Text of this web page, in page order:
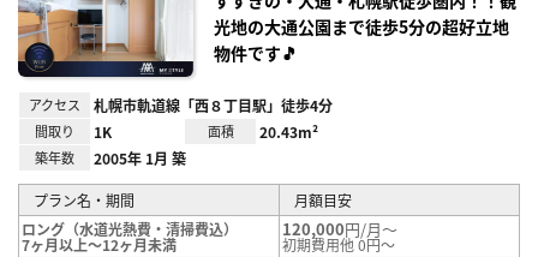
光地の大通公園まで徒歩5分の超好立地
物件です🎵
アクセス 札幌市軌道線「西８丁目駅」徒歩4分
間取り 1K 面積 20.43m²
築年数 2005年 1月 築
プラン名・期間
月額目安
ロング（水道光熱費・清掃費込）
7ヶ月以上～12ヶ月未満
120,000円/月～
初期費用他 0円～